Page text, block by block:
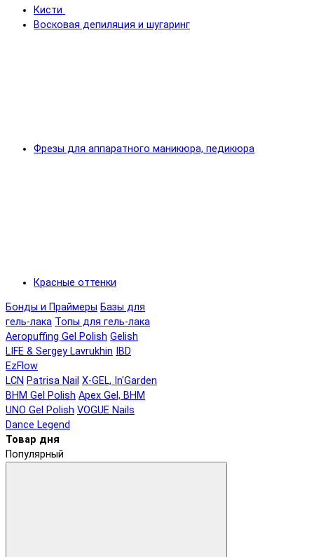
Кисти
Восковая депиляция и шугаринг
Фрезы для аппаратного маникюра, педикюра
Красные оттенки
Бонды и Праймеры Базы для
гель-лака Топы для гель-лака
Aeropuffing Gel Polish Gelish
LIFE & Sergey Lavrukhin
IBD
EzFlow
LCN Patrisa Nail X-GEL, In'Garden
BHM Gel Polish Apex Gel, BHM
UNO Gel Polish VOGUE Nails
Dance Legend
Товар дня
Популярный